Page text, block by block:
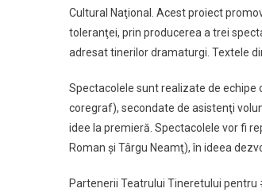
Cultural Naţional. Acest proiect
toleranţei, prin producerea a trei
adresat tinerilor dramaturgi. Textele
Spectacolele sunt realizate de echipe
coregraf), secondate de asistenţi
idee la premieră. Spectacolele vor fi
Roman şi Târgu Neamţ), în ideea
Partenerii Teatrului Tineretului pentru